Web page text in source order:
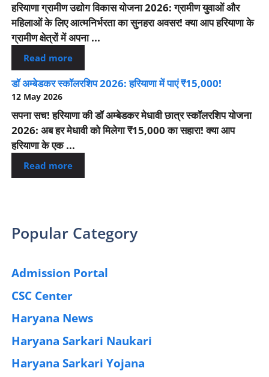
हरियाणा ग्रामीण उद्योग विकास योजना 2026: ग्रामीण युवाओं और
महिलाओं के लिए आत्मनिर्भरता का सुनहरा अवसर! क्या आप हरियाणा के
ग्रामीण क्षेत्रों में अपना ...
Read more
डॉ अम्बेडकर स्कॉलरशिप 2026: हरियाणा में पाएं ₹15,000!
12 May 2026
सपना सच! हरियाणा की डॉ अम्बेडकर मेधावी छात्र स्कॉलरशिप योजना
2026: अब हर मेधावी को मिलेगा ₹15,000 का सहारा! क्या आप
हरियाणा के एक ...
Read more
Popular Category
Admission Portal
CSC Center
Haryana News
Haryana Sarkari Naukari
Haryana Sarkari Yojana